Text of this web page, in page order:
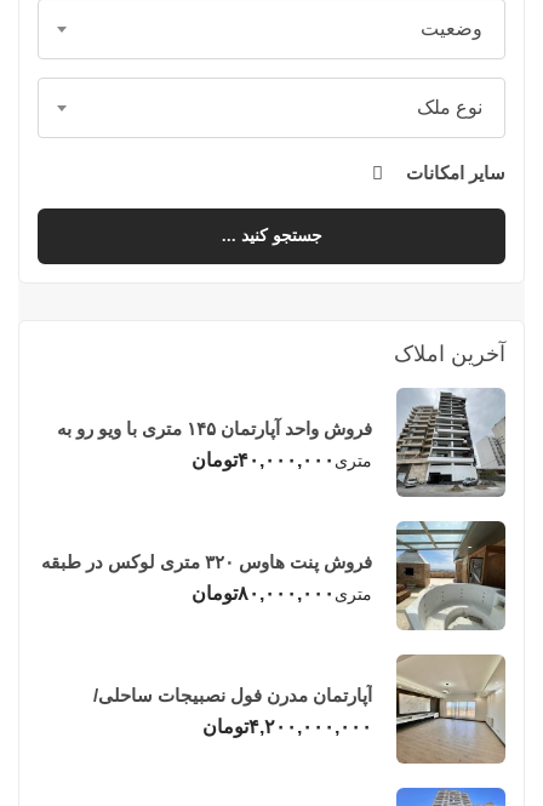
وضعیت
نوع ملک
سایر امکانات
جستجو کنید ...
آخرین املاک
فروش واحد آپارتمان ۱۴۵ متری با ویو رو به
دریا در فریدونکنار
متری ۴۰,۰۰۰,۰۰۰تومان
فروش پنت هاوس ۳۲۰ متری لوکس در طبقه
چهاردهم فریدونکنار
متری ۸۰,۰۰۰,۰۰۰تومان
آپارتمان مدرن فول نصبیجات ساحلی/
فریدونکنار
۴,۲۰۰,۰۰۰,۰۰۰تومان